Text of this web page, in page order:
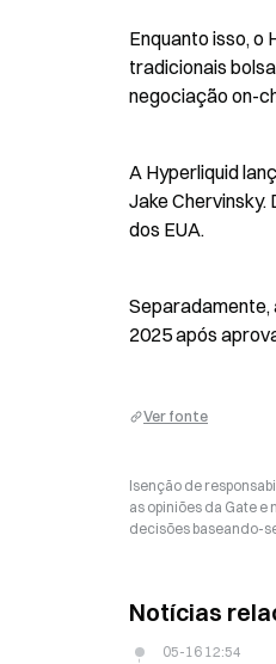
Enquanto isso, o
tradicionais
negociação on-
A Hyperliquid
Jake
dos EUA.
Separadamente,
2025 após
Ver fonte
Isenção de
as opiniões da Gate
decisões baseando-
Notícias
05-16 12:54